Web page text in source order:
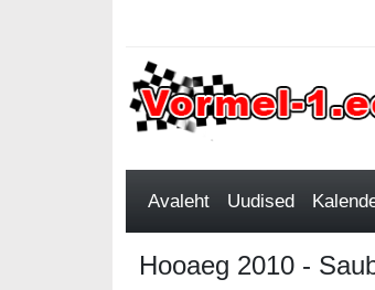
Avaleht Uudised
Hooaeg 2010 -